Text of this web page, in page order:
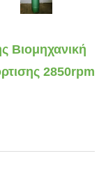
Βιομηχανική
2850rpm